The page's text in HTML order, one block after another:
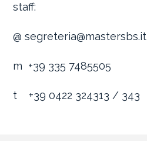
staff:
@ segreteria@mastersbs.it
m +39 335 7485505
t +39 0422 324313 / 343